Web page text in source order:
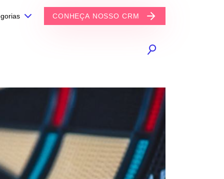
CONHEÇA NOSSO CRM